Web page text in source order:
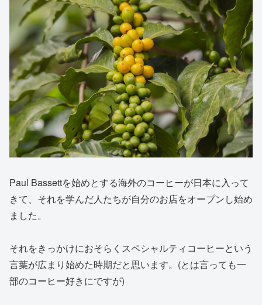
Paul Bassettを始めとする海外のコーヒーが日本に入って
きて、それを学んだ人たちが自分のお店をオープンし始め
ました。
それをきっかけにおそらくスペシャルティコーヒーという
言葉が広まり始めた時期だと思います。(とは言っても一
部のコーヒー好きにですが)